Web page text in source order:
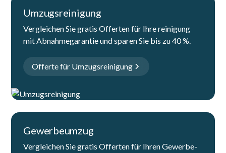
Umzugsreinigung
Vergleichen Sie gratis Offerten für Ihre reinigung
mit Abnahmegarantie und sparen Sie bis zu 40 %.
Offerte für Umzugsreinigung
Gewerbeumzug
Vergleichen Sie gratis Offerten für Ihren Gewerbe-